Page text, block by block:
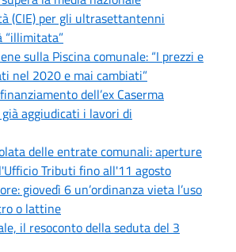
(CIE) per gli ultrasettantenni
“illimitata”
sulla Piscina comunale: “I prezzi e
nel 2020 e mai cambiati”
dell’ex Caserma
aggiudicati i lavori di
delle entrate comunali: aperture
Tributi fino all'11 agosto
giovedì 6 un’ordinanza vieta l’uso
o lattine
il resoconto della seduta del 3